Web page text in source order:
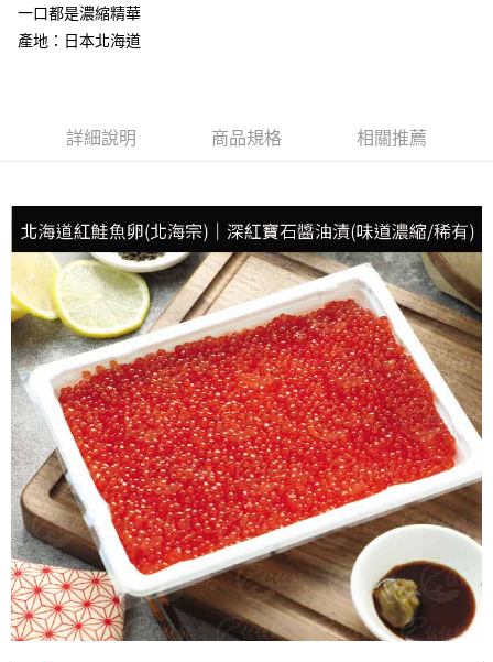
冷凍宅配-抗凍紙箱裝(可備註改保麗龍箱)
每筆NT$150，滿NT$999(含以上)免運費
一口都是濃縮精華
產地：日本北海道
詳細說明 商品規格 相關推薦